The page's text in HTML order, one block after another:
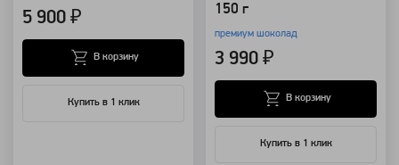
5 900 ₽
Купить в 1 клик
В корзину
150 г
премиум шоколад
3 990 ₽
Купить в 1 клик
В корзину